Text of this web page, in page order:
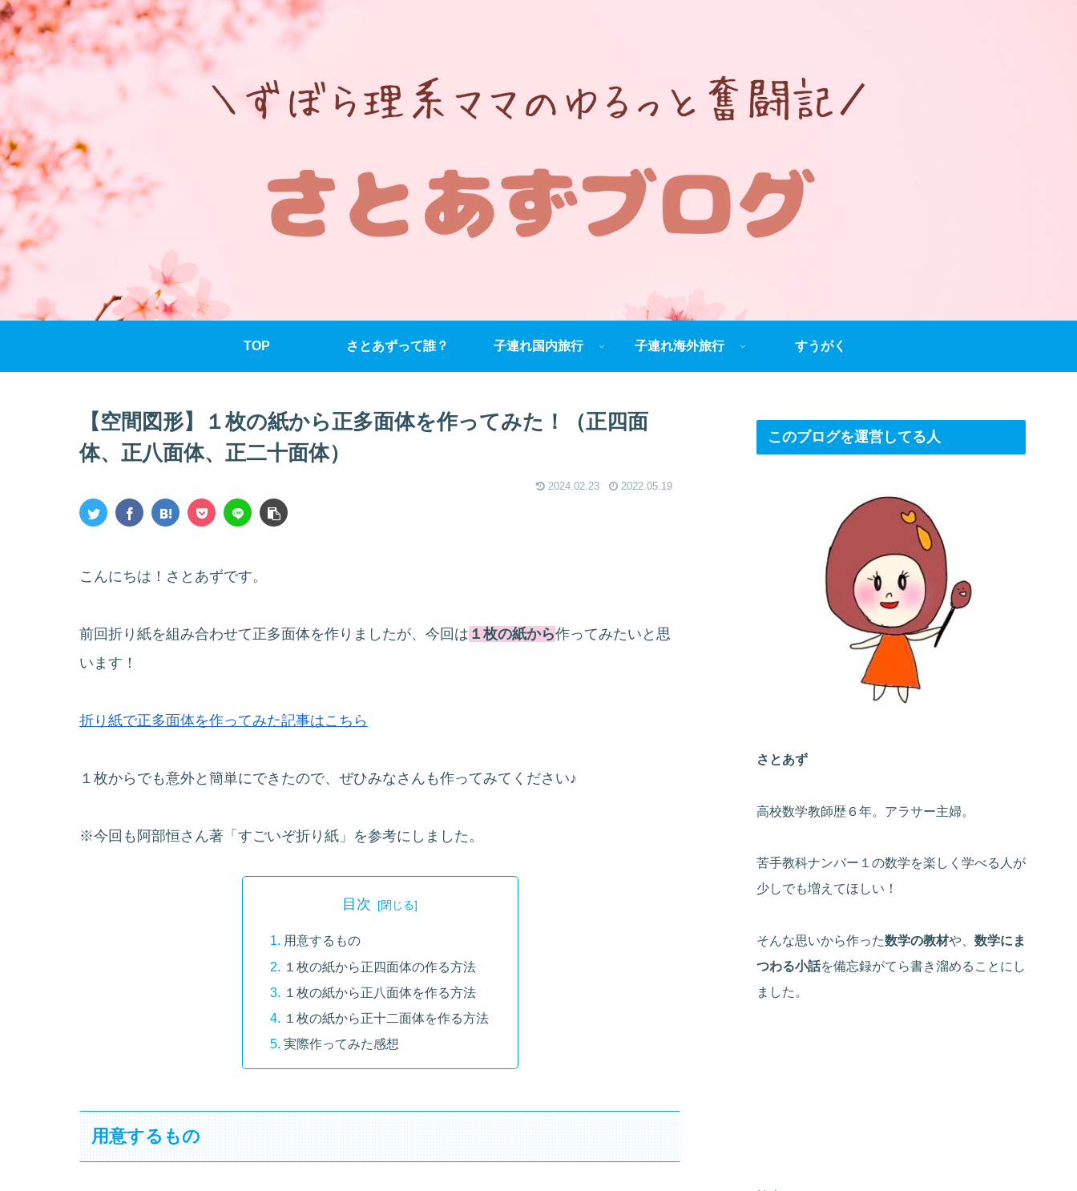
TOP さとあずって誰？ 子連れ国内旅行 子連れ海外旅行 すうがく
【空間図形】１枚の紙から正多面体を作ってみた！（正四面
体、正八面体、正二十面体）
2024.02.23 2022.05.19
こんにちは！さとあずです。
前回折り紙を組み合わせて正多面体を作りましたが、今回は １枚の紙から作ってみたいと思
います！
折り紙で正多面体を作ってみた記事はこちら
１枚からでも意外と簡単にできたので、ぜひみなさんも作ってみてください♪
※今回も阿部恒さん著「すごいぞ折り紙」を参考にしました。
目次
用意するもの
１枚の紙から正四面体の作る方法
１枚の紙から正八面体を作る方法
１枚の紙から正十二面体を作る方法
実際作ってみた感想
用意するもの
このブログを運営してる人
さとあず
高校数学教師歴６年。アラサー主婦。
苦手教科ナンバー１の数学を楽しく学べる人が
少しでも増えてほしい！
そんな思いから作った数学の教材や、 数学にま
つわる小話を備忘録がてら書き溜めることにし
ました。